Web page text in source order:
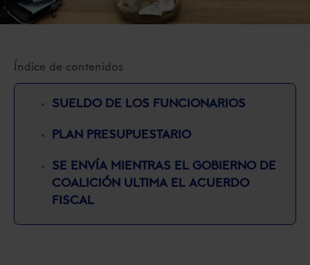
Índice de contenidos
SUELDO DE LOS FUNCIONARIOS
PLAN PRESUPUESTARIO
SE ENVÍA MIENTRAS EL GOBIERNO DE
COALICIÓN ULTIMA EL ACUERDO
FISCAL